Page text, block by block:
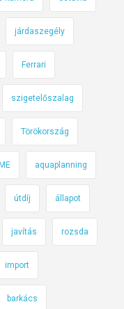
járdaszegély
Ferrari
szigetelőszalag
Törökország
aquaplanning
útdíj állapot
javítás rozsda
import
barkács